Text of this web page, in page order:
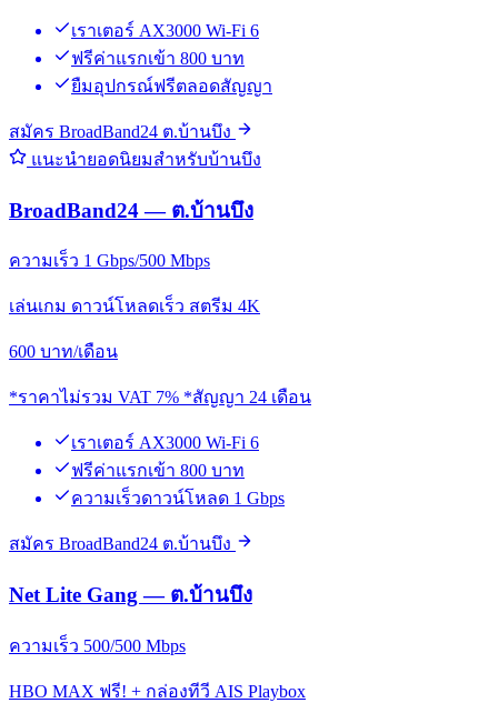
เราเตอร์ AX3000 Wi-Fi 6
ฟรีค่าแรกเข้า 800 บาท
ยืมอุปกรณ์ฟรีตลอดสัญญา
สมัคร BroadBand24 ต.บ้านบึง
แนะนำยอดนิยมสำหรับบ้านบึง
BroadBand24 — ต.บ้านบึง
ความเร็ว 1 Gbps/500 Mbps
เล่นเกม ดาวน์โหลดเร็ว สตรีม 4K
600 บาท/เดือน
*ราคาไม่รวม VAT 7% *สัญญา 24 เดือน
เราเตอร์ AX3000 Wi-Fi 6
ฟรีค่าแรกเข้า 800 บาท
ความเร็วดาวน์โหลด 1 Gbps
สมัคร BroadBand24 ต.บ้านบึง
Net Lite Gang — ต.บ้านบึง
ความเร็ว 500/500 Mbps
HBO MAX ฟรี! + กล่องทีวี AIS Playbox